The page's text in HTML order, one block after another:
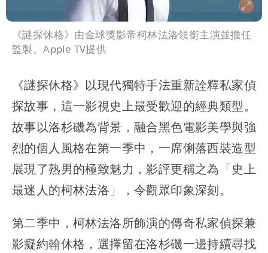
《謎探休格》由金球獎影帝柯林法洛領銜主演並擔任
監製。Apple TV提供
《謎探休格》以現代獨特手法重新詮釋私家偵
探故事，這一影視史上最受歡迎的經典類型。
故事以洛杉磯為背景，融合黑色電影美學與強
烈的個人風格在第一季中，一席俐落西裝造型
展現了熟男的極致魅力，影評更稱之為「史上
最迷人的柯林法洛」，令觀眾印象深刻。
第二季中，柯林法洛所飾演的傳奇私家偵探兼
影癡約翰休格，選擇留在洛杉磯一邊持續尋找